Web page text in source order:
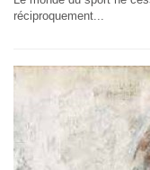
réciproquement...